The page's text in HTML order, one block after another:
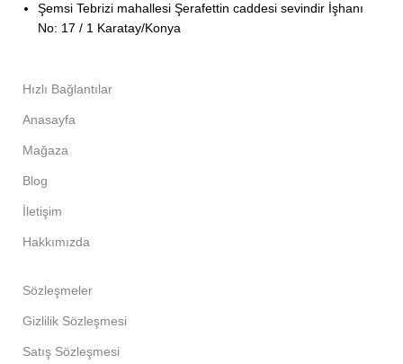
Şemsi Tebrizi mahallesi Şerafettin caddesi sevindir İşhanı
No: 17 / 1 Karatay/Konya
Hızlı Bağlantılar
Anasayfa
Mağaza
Blog
İletişim
Hakkımızda
Sözleşmeler
Gizlilik Sözleşmesi
Satış Sözleşmesi